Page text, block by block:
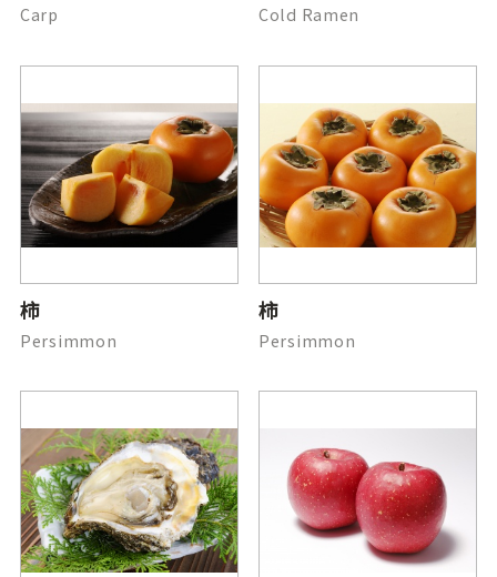
Carp Cold Ramen
柿
Persimmon
柿
Persimmon